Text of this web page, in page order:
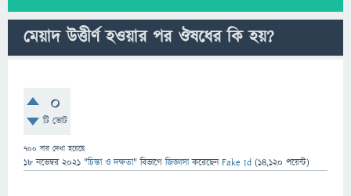
মেয়াদ উত্তীর্ণ হওয়ার পর ঔষধের কি হয়?
0
টি ভোট
700 বার দেখা হয়েছে
18 নভেম্বর 2021 "চিন্তা ও দক্ষতা" বিভাগে জিজ্ঞাসাকরেছেনFake Id (14,120 পয়েন্ট)